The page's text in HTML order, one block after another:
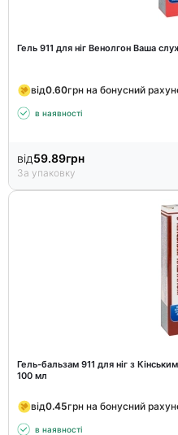
Гель 911 для ніг Венолгон Ваша
від0.60грн на бонусний
в наявності
від59.89грн
За упаковку
Гель-бальзам 911 для ніг з
100 мл
від0.45грн на бонусний
в наявності